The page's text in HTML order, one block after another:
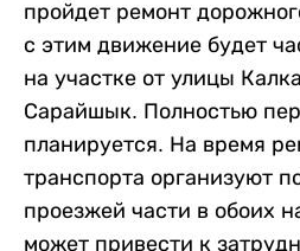
пройдет ремонт
с этим движение будет
на участке от улицы
Сарайшык. Полностью
планируется. На время
транспорта организуют
проезжей части в обоих
может привести к